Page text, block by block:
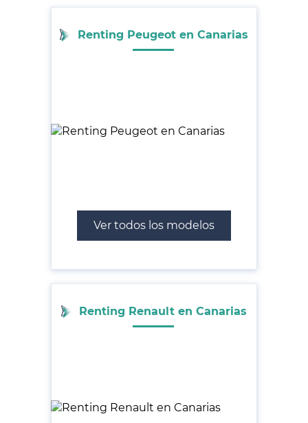
Renting Peugeot en Canarias
Ver todos los modelos
Renting Renault en Canarias